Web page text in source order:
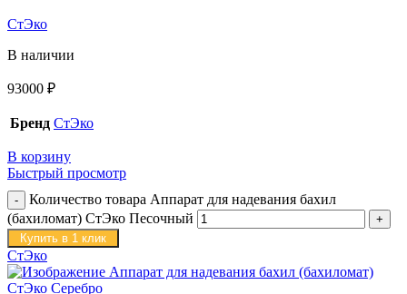
СтЭко
В наличии
93000 ₽
Бренд СтЭко
В корзину
Быстрый просмотр
Количество товара Аппарат для надевания бахил
(бахиломат) СтЭко Песочный
Купить в 1 клик
СтЭко